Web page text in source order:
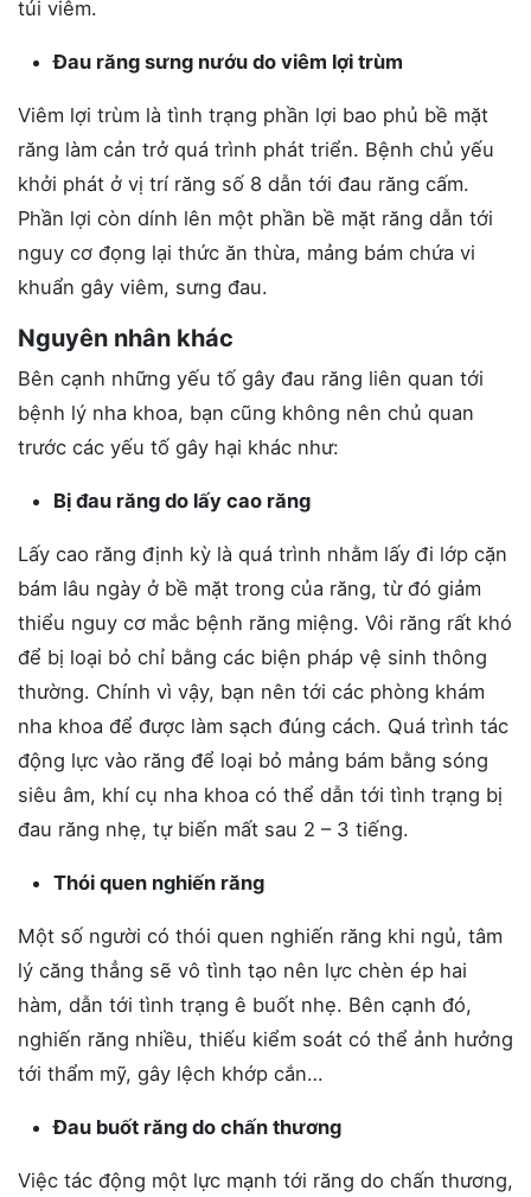
túi viêm.
Đau răng sưng nướu do viêm lợi trùm
Viêm lợi trùm là tình trạng phần lợi bao phủ bề mặt
răng làm cản trở quá trình phát triển. Bệnh chủ yếu
khởi phát ở vị trí răng số 8 dẫn tới đau răng cấm.
Phần lợi còn dính lên một phần bề mặt răng dẫn tới
nguy cơ đọng lại thức ăn thừa, mảng bám chứa vi
khuẩn gây viêm, sưng đau.
Nguyên nhân khác
Bên cạnh những yếu tố gây đau răng liên quan tới
bệnh lý nha khoa, bạn cũng không nên chủ quan
trước các yếu tố gây hại khác như:
Bị đau răng do lấy cao răng
Lấy cao răng định kỳ là quá trình nhằm lấy đi lớp cặn
bám lâu ngày ở bề mặt trong của răng, từ đó giảm
thiểu nguy cơ mắc bệnh răng miệng. Vôi răng rất khó
để bị loại bỏ chỉ bằng các biện pháp vệ sinh thông
thường. Chính vì vậy, bạn nên tới các phòng khám
nha khoa để được làm sạch đúng cách. Quá trình tác
động lực vào răng để loại bỏ mảng bám bằng sóng
siêu âm, khí cụ nha khoa có thể dẫn tới tình trạng bị
đau răng nhẹ, tự biến mất sau 2 – 3 tiếng.
Thói quen nghiến răng
Một số người có thói quen nghiến răng khi ngủ, tâm
lý căng thẳng sẽ vô tình tạo nên lực chèn ép hai
hàm, dẫn tới tình trạng ê buốt nhẹ. Bên cạnh đó,
nghiến răng nhiều, thiếu kiểm soát có thể ảnh hưởng
tới thẩm mỹ, gây lệch khớp cắn…
Đau buốt răng do chấn thương
Việc tác động một lực mạnh tới răng do chấn thương,